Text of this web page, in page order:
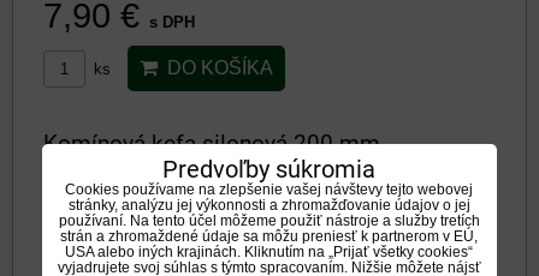
7,90 € s DPH
ks DO KOŠÍKA
Komínová kefa silonová 200 mm
Predvoľby súkromia
Cookies používame na zlepšenie vašej návštevy tejto webovej
stránky, analýzu jej výkonnosti a zhromažďovanie údajov o jej
používaní. Na tento účel môžeme použiť nástroje a služby tretích
strán a zhromaždené údaje sa môžu preniesť k partnerom v EÚ,
USA alebo iných krajinách. Kliknutím na „Prijať všetky cookies“
vyjadrujete svoj súhlas s týmto spracovaním. Nižšie môžete nájsť